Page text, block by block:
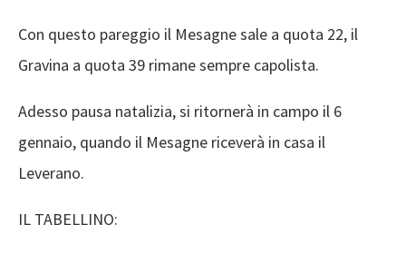
Con questo pareggio il Mesagne sale a quota 22, il
Gravina a quota 39 rimane sempre capolista.
Adesso pausa natalizia, si ritornerà in campo il 6
gennaio, quando il Mesagne riceverà in casa il
Leverano.
IL TABELLINO: